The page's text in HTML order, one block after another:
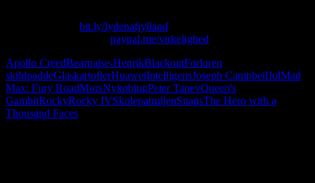
bit.ly/lydenafjylland
paypal.me/virkelighed
Apollo CreedBearnaise-HenrikBlackoutForloren
skildpaddeGlaskartoflerHuaweiIntelligensJoseph CampbellJulMad
Max: Fury RoadMorsNykøbingPeter TanevQueen's
GambitRockyRocky IVSkolepatruljenSnapsThe Hero with a
Thousand Faces